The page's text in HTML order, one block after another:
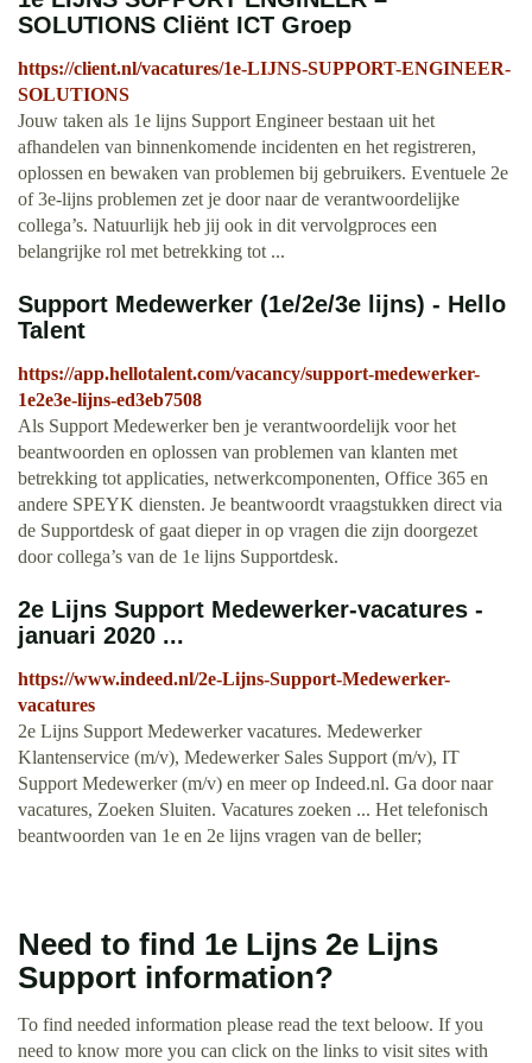
SOLUTIONS Cliënt ICT Groep
https://client.nl/vacatures/1e-LIJNS-SUPPORT-ENGINEER-
SOLUTIONS
Jouw taken als 1e lijns Support Engineer bestaan uit het
afhandelen van binnenkomende incidenten en het registreren,
oplossen en bewaken van problemen bij gebruikers. Eventuele 2e
of 3e-lijns problemen zet je door naar de verantwoordelijke
collega’s. Natuurlijk heb jij ook in dit vervolgproces een
belangrijke rol met betrekking tot ...
Support Medewerker (1e/2e/3e lijns) - Hello
Talent
https://app.hellotalent.com/vacancy/support-medewerker-
1e2e3e-lijns-ed3eb7508
Als Support Medewerker ben je verantwoordelijk voor het
beantwoorden en oplossen van problemen van klanten met
betrekking tot applicaties, netwerkcomponenten, Office 365 en
andere SPEYK diensten. Je beantwoordt vraagstukken direct via
de Supportdesk of gaat dieper in op vragen die zijn doorgezet
door collega’s van de 1e lijns Supportdesk.
2e Lijns Support Medewerker-vacatures -
januari 2020 ...
https://www.indeed.nl/2e-Lijns-Support-Medewerker-
vacatures
2e Lijns Support Medewerker vacatures. Medewerker
Klantenservice (m/v), Medewerker Sales Support (m/v), IT
Support Medewerker (m/v) en meer op Indeed.nl. Ga door naar
vacatures, Zoeken Sluiten. Vacatures zoeken ... Het telefonisch
beantwoorden van 1e en 2e lijns vragen van de beller;
Need to find 1e Lijns 2e Lijns
Support information?
To find needed information please read the text beloow. If you
need to know more you can click on the links to visit sites with